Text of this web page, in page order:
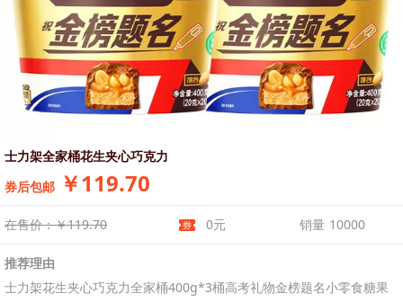
士力架全家桶花生夹心巧克力
券后包邮 ￥119.70
在售价：￥119.70 0元 销量 10000
推荐理由
士力架花生夹心巧克力全家桶400g*3桶高考礼物金榜题名小零食糖果